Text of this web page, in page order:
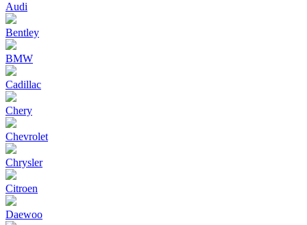
Audi
Bentley
BMW
Cadillac
Chery
Chevrolet
Chrysler
Citroen
Daewoo